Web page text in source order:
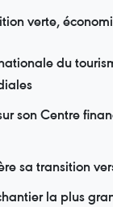
verte,
du
son Centre
sa transition
la plus